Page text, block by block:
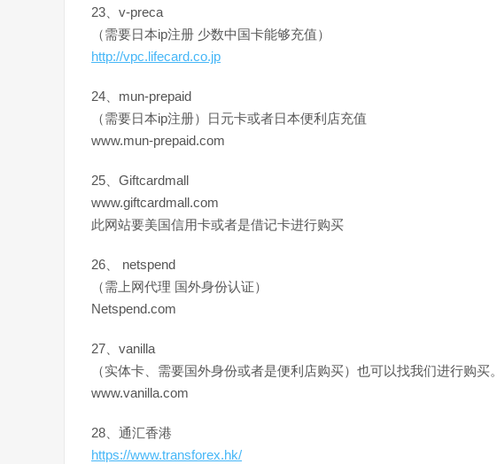
23、v-preca
（需要日本ip注册 少数中国卡能够充值）
http://vpc.lifecard.co.jp
24、mun-prepaid
（需要日本ip注册）日元卡或者日本便利店充值
www.mun-prepaid.com
25、Giftcardmall
www.giftcardmall.com
此网站要美国信用卡或者是借记卡进行购买
26、 netspend
（需上网代理 国外身份认证）
Netspend.com
27、vanilla
（实体卡、需要国外身份或者是便利店购买）也可以找我们进行购买。
www.vanilla.com
28、通汇香港
https://www.transforex.hk/